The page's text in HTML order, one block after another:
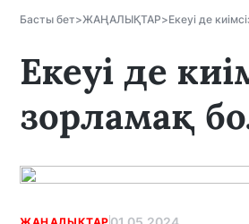
Басты бет>ЖАҢАЛЫҚТАР>Екеуі де
Екеуі де
зорламақ
ЖАҢАЛЫҚТАР